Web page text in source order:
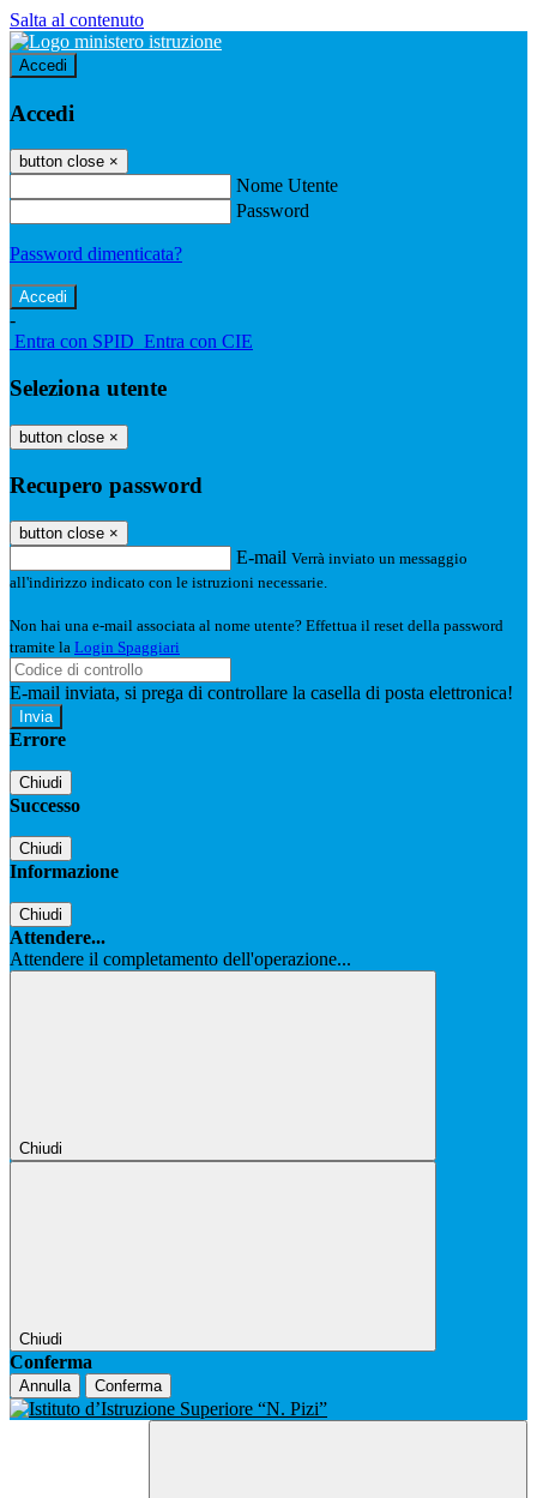
Salta al contenuto
Accedi
Accedi
button close ×
Nome Utente
Password
Password dimenticata?
-
Entra con SPID Entra con CIE
Seleziona utente
button close ×
Recupero password
button close ×
E-mail Verrà inviato un messaggio
all'indirizzo indicato con le istruzioni necessarie.
Non hai una e-mail associata al nome utente? Effettua il reset della password
tramite la Login Spaggiari
E-mail inviata, si prega di controllare la casella di posta elettronica!
Errore
Chiudi
Successo
Chiudi
Informazione
Chiudi
Attendere...
Attendere il completamento dell'operazione...
Chiudi
Chiudi
Conferma
Annulla Conferma